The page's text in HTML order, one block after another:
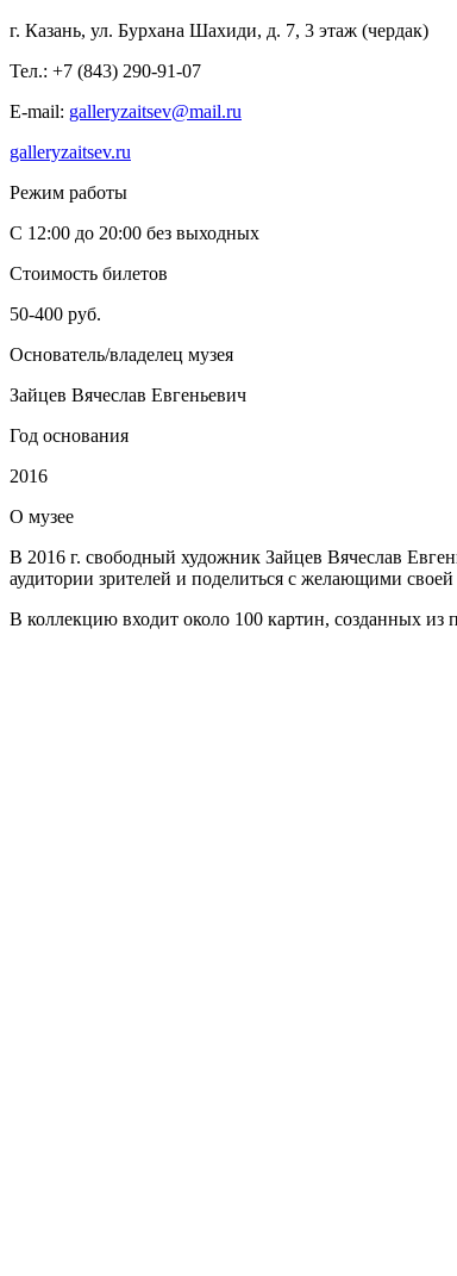
г. Казань, ул. Бурхана Шахиди, д. 7, 3 этаж (чердак)
Тел.: +7 (843) 290-91-07
E-mail: galleryzaitsev@mail.ru
galleryzaitsev.ru
Режим работы
С 12:00 до 20:00 без выходных
Стоимость билетов
50-400 руб.
Основатель/владелец музея
Зайцев Вячеслав Евгеньевич
Год основания
2016
О музее
В 2016 г. свободный художник Зайцев Вячеслав
аудитории зрителей и поделиться с желающими
В коллекцию входит около 100 картин, созданных из